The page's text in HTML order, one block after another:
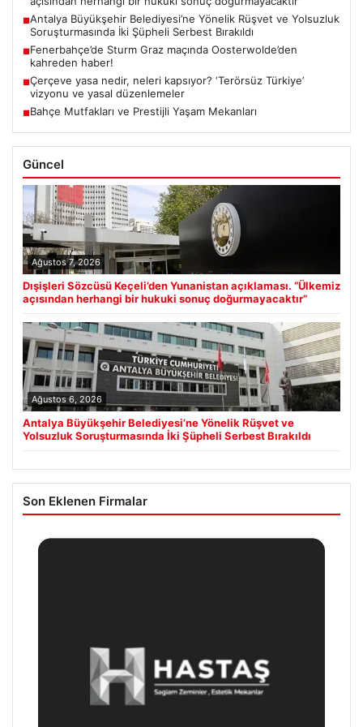
■Antalya Büyükşehir Belediyesi’ne Yönelik Rüşvet ve Yolsuzluk
Soruşturmasında İki Şüpheli Serbest Bırakıldı
■Fenerbahçe’de Sturm Graz maçında Oosterwolde’den
kahreden haber!
■Çerçeve yasa nedir, neleri kapsıyor? ‘Terörsüz Türkiye’
vizyonu ve yasal düzenlemeler
■Bahçe Mutfakları ve Prestijli Yaşam Mekanları
Güncel
Ağustos 7, 2026
Dışişleri Sözcüsü Keçeli’den Yunanistan açıklaması. “Ülkemiz
açısından herhangi bir hukuki sonuç doğurmayacaktır”
Ağustos 6, 2026
Antalya Büyükşehir Belediyesi’ne Yönelik Rüşvet ve
Yolsuzluk Soruşturmasında İki Şüpheli Serbest Bırakıldı
Son Eklenen Firmalar